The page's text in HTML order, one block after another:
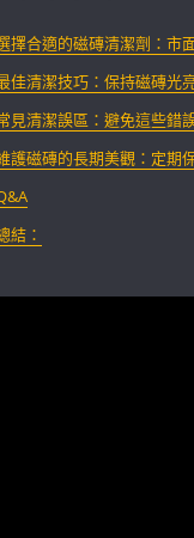
擇合適的磁磚清潔劑：市
佳清潔技巧：保持磁磚光
見清潔誤區：避免這些錯
護磁磚的長期美觀：定期
結：